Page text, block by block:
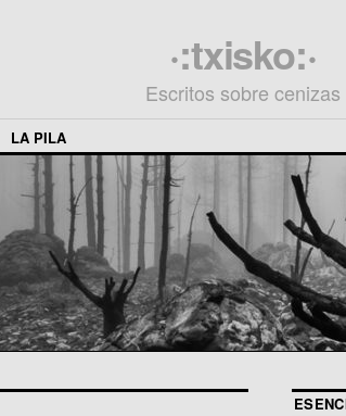
·:txisko:·
Escritos sobre cenizas
LA PILA